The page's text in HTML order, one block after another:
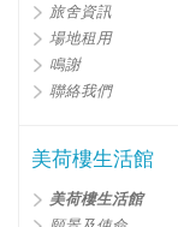
旅舍資訊
場地租用
鳴謝
聯絡我們
美荷樓生活館
美荷樓生活館